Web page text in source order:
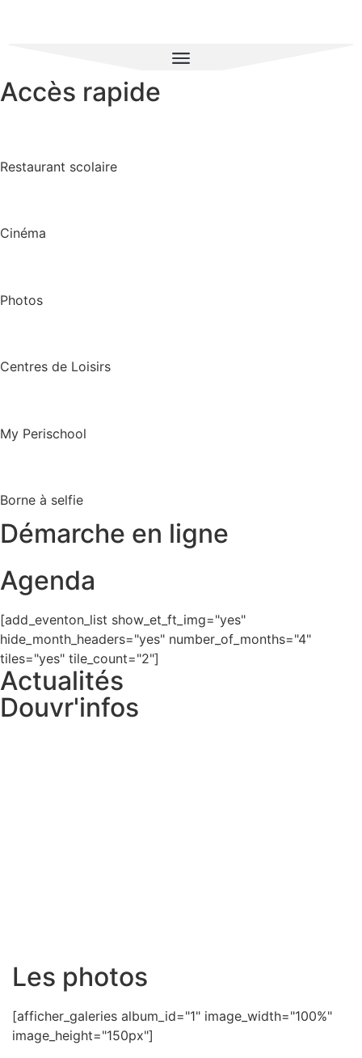
Accès rapide
Restaurant scolaire
Cinéma
Photos
Centres de Loisirs
My Perischool
Borne à selfie
Démarche en ligne
Agenda
[add_eventon_list show_et_ft_img="yes"
hide_month_headers="yes" number_of_months="4"
tiles="yes" tile_count="2"]
Actualités
Douvr'infos
Les photos
[afficher_galeries album_id="1" image_width="100%"
image_height="150px"]